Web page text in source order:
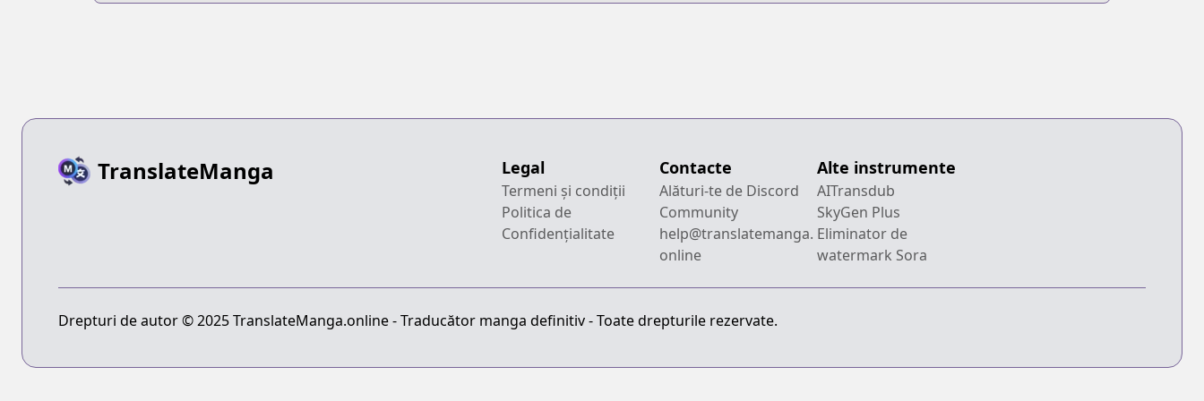
TranslateManga Legal
Termeni și condiții
Politica de
Confidențialitate
Contacte
Alături-te de Discord
Community
help@translatemanga.
online
Alte instrumente
AITransdub
SkyGen Plus
Eliminator de
watermark Sora
Drepturi de autor © 2025 TranslateManga.online - Traducător manga definitiv - Toate drepturile rezervate.